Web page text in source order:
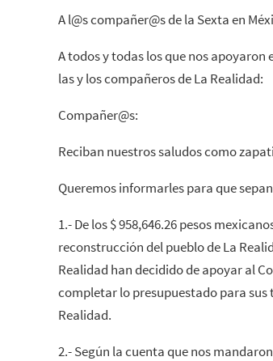
A l@s compañer@s de la Sexta en
A todos y todas los que nos
las y los compañeros de La Realidad:
Compañer@s:
Reciban nuestros saludos como
Queremos informarles para que
1.- De los $ 958,646.26 pesos
reconstrucción del pueblo de La
Realidad han decidido de apoyar al
completar lo presupuestado para
Realidad.
2.- Según la cuenta que nos